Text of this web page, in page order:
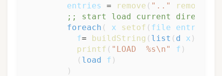
entries
= remove ( ".." remove
;; start load current
foreach ( x setof ( file entries
f= buildString ( list ( d x )
printf ( "LOAD  %s\n" f )
( load f )
)